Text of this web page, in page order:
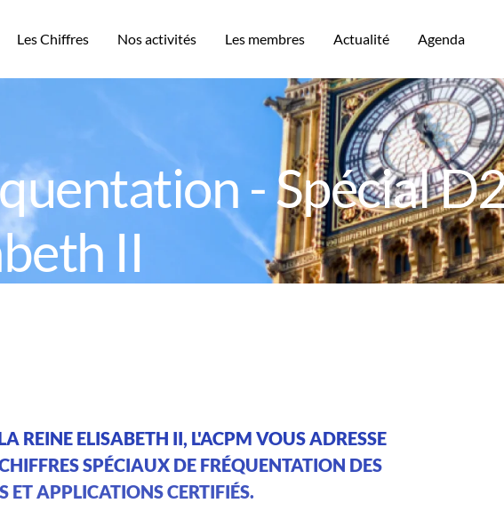
Les Chiffres Nos activités Les membres Actualité Agenda
- Spécial
II
REINE ELISABETH II, L'ACPM VOUS ADRESSE
SPÉCIAUX DE FRÉQUENTATION DES
ET APPLICATIONS CERTIFIÉS.